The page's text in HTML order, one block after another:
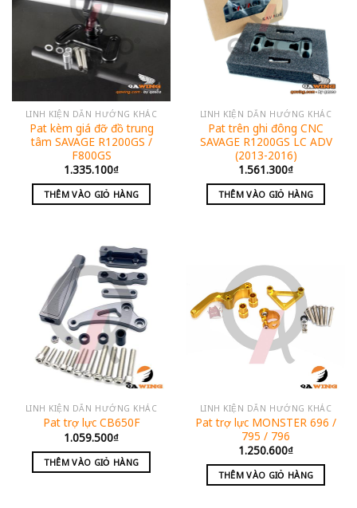
LINH KIỆN DẪN HƯỚNG KHÁC
Pat kèm giá đỡ đồ trung
tâm SAVAGE R1200GS /
F800GS
1.335.100₫
THÊM VÀO GIỎ HÀNG
LINH KIỆN DẪN HƯỚNG KHÁC
Pat trên ghi đông CNC
SAVAGE R1200GS LC ADV
(2013-2016)
1.561.300₫
THÊM VÀO GIỎ HÀNG
LINH KIỆN DẪN HƯỚNG KHÁC
Pat trợ lực CB650F
1.059.500₫
THÊM VÀO GIỎ HÀNG
LINH KIỆN DẪN HƯỚNG KHÁC
Pat trợ lực MONSTER 696 /
795 / 796
1.250.600₫
THÊM VÀO GIỎ HÀNG